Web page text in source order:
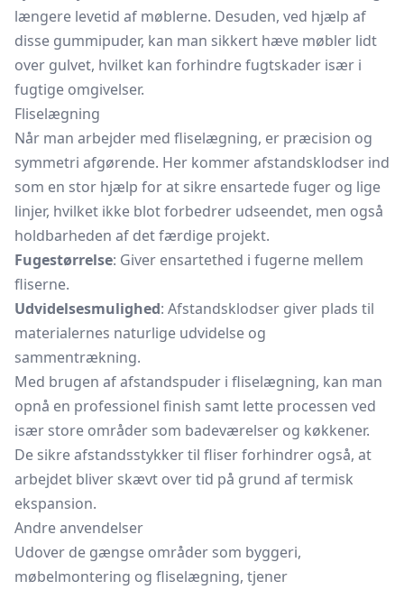
længere levetid af møblerne. Desuden, ved hjælp af
disse gummipuder, kan man sikkert hæve møbler lidt
over gulvet, hvilket kan forhindre fugtskader især i
fugtige omgivelser.
Fliselægning
Når man arbejder med fliselægning, er præcision og
symmetri afgørende. Her kommer afstandsklodser ind
som en stor hjælp for at sikre ensartede fuger og lige
linjer, hvilket ikke blot forbedrer udseendet, men også
holdbarheden af det færdige projekt.
Fugestørrelse: Giver ensartethed i fugerne mellem
fliserne.
Udvidelsesmulighed: Afstandsklodser giver plads til
materialernes naturlige udvidelse og
sammentrækning.
Med brugen af afstandspuder i fliselægning, kan man
opnå en professionel finish samt lette processen ved
især store områder som badeværelser og køkkener.
De sikre afstandsstykker til fliser forhindrer også, at
arbejdet bliver skævt over tid på grund af termisk
ekspansion.
Andre anvendelser
Udover de gængse områder som byggeri,
møbelmontering og fliselægning, tjener